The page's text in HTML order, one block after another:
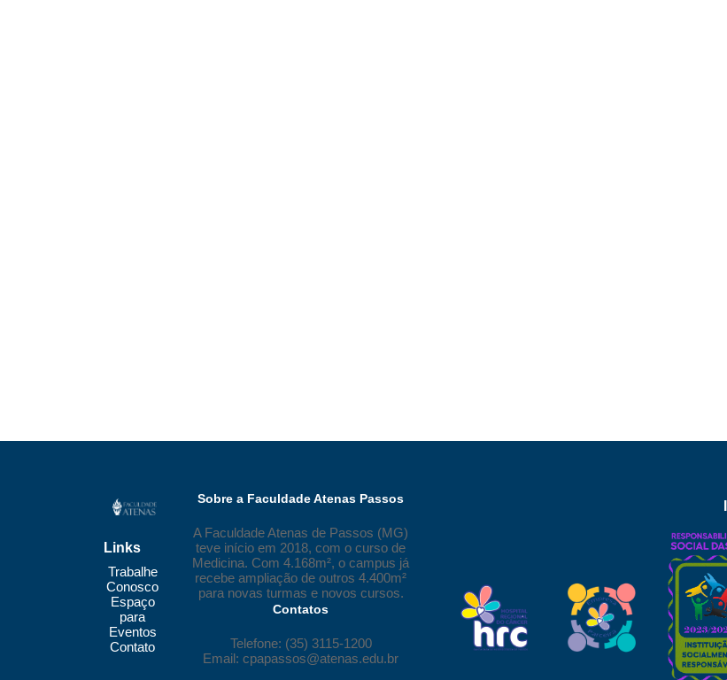
Links
Trabalhe
Conosco
Espaço
para
Eventos
Contato
Sobre a Faculdade Atenas Passos
A Faculdade Atenas de Passos (MG)
teve início em 2018, com o curso de
Medicina. Com 4.168m², o campus já
recebe ampliação de outros 4.400m²
para novas turmas e novos cursos.
Contatos
Telefone: (35) 3115-1200
Email: cpapassos@atenas.edu.br